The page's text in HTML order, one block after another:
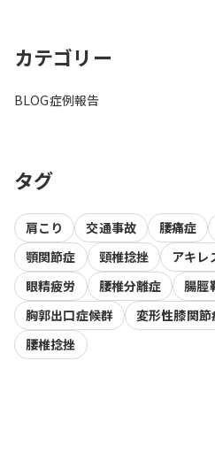
カテゴリー
BLOG症例報告
タグ
肩こり 交通事故 腰痛症
顎関節症
頸椎捻挫 アキレ
眼精疲労
腰椎分離症 腸脛
胸郭出口症候群
変形性膝関節
腰椎捻挫